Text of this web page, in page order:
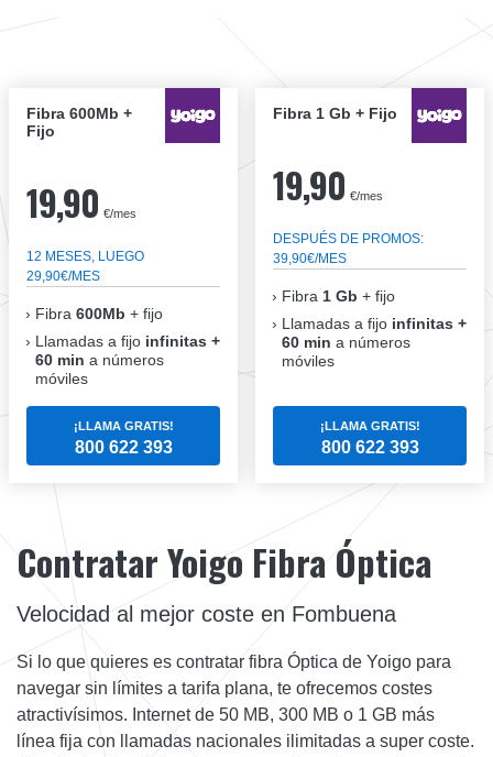
Fibra 600Mb +
Fijo
19,90 €/mes
12 MESES, LUEGO
29,90€/MES
Fibra 600Mb + fijo
Llamadas a fijo infinitas +
60 min a números
móviles
¡LLAMA GRATIS!
800 622 393
Fibra 1 Gb + Fijo
19,90 €/mes
DESPUÉS DE PROMOS:
39,90€/MES
Fibra 1 Gb + fijo
Llamadas a fijo infinitas +
60 min a números
móviles
¡LLAMA GRATIS!
800 622 393
Contratar Yoigo Fibra Óptica
Velocidad al mejor coste en Fombuena
Si lo que quieres es contratar fibra Óptica de Yoigo para
navegar sin límites a tarifa plana, te ofrecemos costes
atractivísimos. Internet de 50 MB, 300 MB o 1 GB más
línea fija con llamadas nacionales ilimitadas a super coste.